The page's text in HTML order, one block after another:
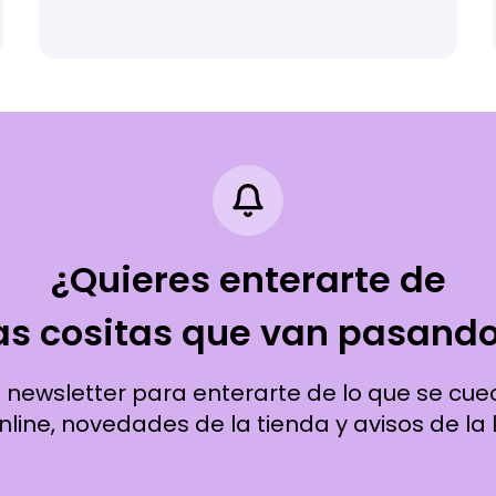
¿Quieres enterarte de
cositas que van
para enterarte de lo que se
novedades de la tienda y avisos de